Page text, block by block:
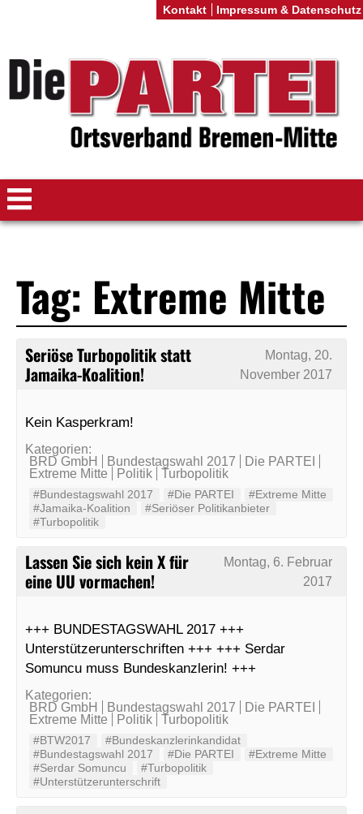
Tag: Extreme Mitte
Seriöse Turbopolitik statt
Jamaika-Koalition!
Montag, 20.
November 2017
Kein Kasperkram!
Kategorien:
BRD GmbH
Bundestagswahl 2017
Die PARTEI
Extreme Mitte
Politik Turbopolitik
#Bundestagswahl 2017 #Die PARTEI
#Extreme Mitte
#Jamaika-Koalition
#Seriöser Politikanbieter
#Turbopolitik
Lassen Sie sich kein X für
eine UU vormachen!
Montag, 6. Februar
2017
+++ BUNDESTAGSWAHL 2017 +++
Unterstützerunterschriften +++ +++ Serdar
Somuncu muss Bundeskanzlerin! +++
Kategorien:
BRD GmbH
Bundestagswahl 2017
Die PARTEI
Extreme Mitte
Politik Turbopolitik
#BTW2017
#Bundeskanzlerinkandidat
#Bundestagswahl 2017
#Die PARTEI
#Extreme Mitte
#Serdar Somuncu
#Turbopolitik
#Unterstützerunterschrift
Kontakt Impressum & Datenschutz